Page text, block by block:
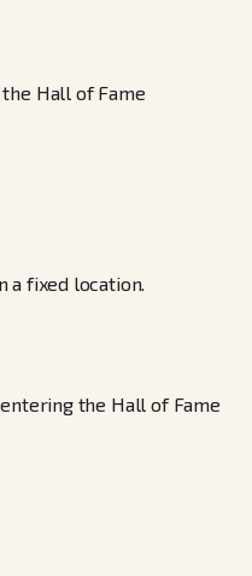
Hall of Fame
a fixed location.
the Hall of Fame